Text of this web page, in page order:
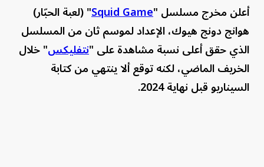
أعلن مخرج مسلسل "Squid Game" (لعبة الحبّار)
هوانج دونج هيوك، الإعداد لموسم ثان من المسلسل
الذي حقق أعلى نسبة مشاهدة على "نتفليكس" خلال
الخريف الماضي، لكنه توقع ألا ينتهي من كتابة
السيناريو قبل نهاية 2024.